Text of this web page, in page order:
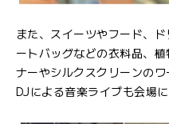
また、スイーツやフード、
ートバッグなどの衣料品、
ナーやシルクスクリーンの
DJによる音楽ライブも会場